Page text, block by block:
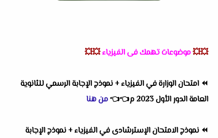
💥💥موضوعات تهمك فى الفيزياء💥💥
⏪ امتحان الوزارة في الفيزياء + نموذج الإجابة الرسمي للثانوية
العامة الدور الأول 2023 م
👈
👈من هنا
⏪ نموذج الامتحان الإسترشادى في الفيزياء + نموذج الإجابة